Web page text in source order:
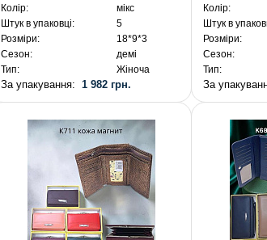
Колір:
мікс
Штук в упаковці:
5
Розміри:
18*9*3
Сезон:
демі
Тип:
Жіноча
За упакування: 1 982 грн.
Колір:
Штук в
Розміри:
Сезон:
Тип:
За